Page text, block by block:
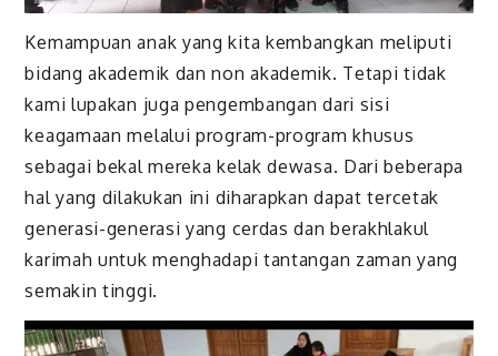
Kemampuan anak yang kita kembangkan meliputi
bidang akademik dan non akademik. Tetapi tidak
kami lupakan juga pengembangan dari sisi
keagamaan melalui program-program khusus
sebagai bekal mereka kelak dewasa. Dari beberapa
hal yang dilakukan ini diharapkan dapat tercetak
generasi-generasi yang cerdas dan berakhlakul
karimah untuk menghadapi tantangan zaman yang
semakin tinggi.